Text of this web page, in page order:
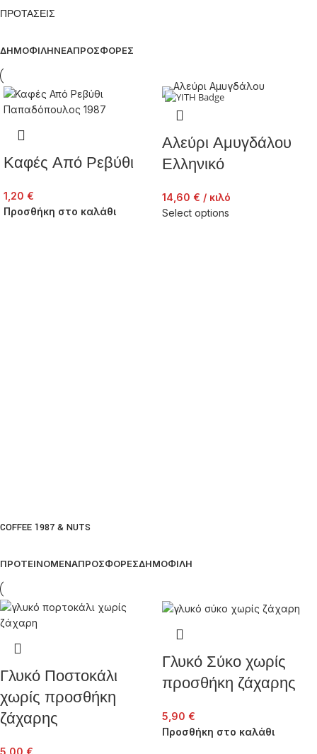
ΠΡΟΤΑΣΕΙΣ
ΔΗΜΟΦΙΛΗΝΕΑΠΡΟΣΦΟΡΕΣ
Καφές Από Ρεβύθι
1,20 €
Προσθήκη στο καλάθι
Αλεύρι Αμυγδάλου
Ελληνικό
14,60 € / κιλό
Select options
Καφέδες
Για τους
λάτρεις
του Καφέ
με
εναλλακτικές
προτάσεις
Καφείνη
Γενέθλια
Θα
βρείτε
ότι
χρειάζεστε
για να
οργανώστε
γενεθλίων
COFFEE 1987 & NUTS
ΠΡΟΤΕΙΝΟΜΕΝΑΠΡΟΣΦΟΡΕΣΔΗΜΟΦΙΛΗ
Γλυκό Ποστοκάλι
χωρίς προσθήκη
ζάχαρης
Γλυκό Σύκο χωρίς
προσθήκη ζάχαρης
5,90 €
Προσθήκη στο καλάθι